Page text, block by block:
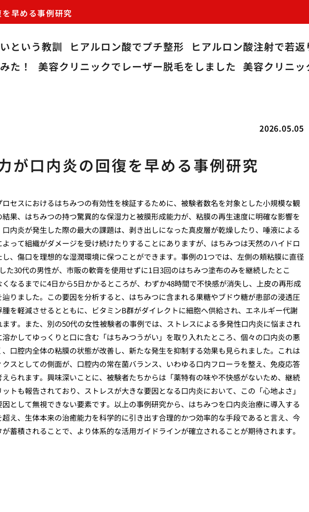
早める事例研究
という教訓 ヒアルロン酸でプチ整形
ヒアルロン酸注射で若返
た！
美容クリニックでレーザー脱毛をしました 美容クリニ
2026.05.05
が口内炎の回復を早める事例研究
セスにおけるはちみつの有効性を検証するために、被験者数名を対象とした小規模な観
果、はちみつの持つ驚異的な保湿力と被膜形成能力が、粘膜の再生速度に明確な影響を
内炎が発生した際の最大の課題は、剥き出しになった真皮層が乾燥したり、唾液による
って組織がダメージを受け続けたりすることにありますが、はちみつは天然のハイドロ
、傷口を理想的な湿潤環境に保つことができます。事例の1つでは、左側の頬粘膜に直径
た30代の男性が、市販の軟膏を使用せずに1日3回のはちみつ塗布のみを継続したとこ
なるまでに4日から5日かかるところが、わずか48時間で不快感が消失し、上皮の再形成
りました。この要因を分析すると、はちみつに含まれる果糖やブドウ糖が患部の浸透圧
を軽減させるとともに、ビタミンB群がダイレクトに細胞へ供給され、エネルギー代謝
す。また、別の50代の女性被験者の事例では、ストレスによる多発性口内炎に悩まされ
かしてゆっくりと口に含む「はちみつうがい」を取り入れたところ、個々の口内炎の悪
口腔内全体の粘膜の状態が改善し、新たな発生を抑制する効果も見られました。これは
スとしての側面が、口腔内の常在菌バランス、いわゆる口内フローラを整え、免疫応答
られます。興味深いことに、被験者たちからは「薬特有の味や不快感がないため、継続
トも報告されており、ストレスが大きな要因となる口内炎において、この「心地よさ」
として無視できない要素です。以上の事例研究から、はちみつを口内炎治療に導入する
え、生体本来の治癒能力を科学的に引き出す合理的かつ効率的な手段であると言え、今
蓄積されることで、より体系的な活用ガイドラインが確立されることが期待されます。